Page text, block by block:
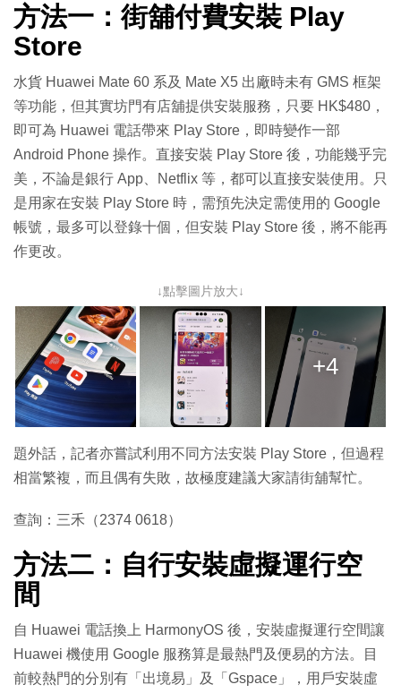
方法一：街舖付費安裝 Play
Store
水貨 Huawei Mate 60 系及 Mate X5 出廠時未有 GMS 框架
等功能，但其實坊門有店舖提供安裝服務，只要 HK$480，
即可為 Huawei 電話帶來 Play Store，即時變作一部
Android Phone 操作。直接安裝 Play Store 後，功能幾乎完
美，不論是銀行 App、Netflix 等，都可以直接安裝使用。只
是用家在安裝 Play Store 時，需預先決定需使用的 Google
帳號，最多可以登錄十個，但安裝 Play Store 後，將不能再
作更改。
↓點擊圖片放大↓
+4
題外話，記者亦嘗試利用不同方法安裝 Play Store，但過程
相當繁複，而且偶有失敗，故極度建議大家請街舖幫忙。
查詢：三禾（2374 0618）
方法二：自行安裝虛擬運行空
間
自 Huawei 電話換上 HarmonyOS 後，安裝虛擬運行空間讓
Huawei 機使用 Google 服務算是最熱門及便易的方法。目
前較熱門的分別有「出境易」及「Gspace」，用戶安裝虛